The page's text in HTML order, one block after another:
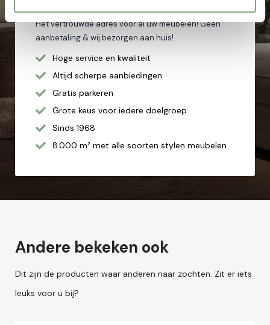
Het vertrouwde adres voor al uw meubelen! Geen
aanbetaling & wij bezorgen aan huis!
Hoge service en kwaliteit
Altijd scherpe aanbiedingen
Gratis parkeren
Grote keus voor iedere doelgroep
Sinds 1968
8.000 m² met alle soorten stylen meubelen
Andere bekeken ook
Dit zijn de producten waar anderen naar zochten. Zit er iets
leuks voor u bij?